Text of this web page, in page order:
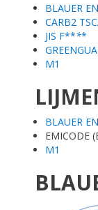
BLAUER
CARB2
JIS F****
M1
BLAUER
EMICODE
M1